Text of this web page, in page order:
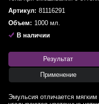
Артикул: 81116291
Объем: 1000 мл.
В наличии
Результат
Применение
Эмульсия отличается